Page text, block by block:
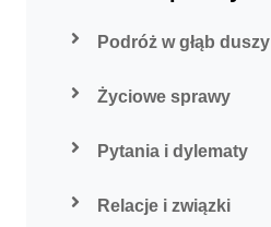
Podróż w głąb duszy
Życiowe sprawy
Pytania i dylematy
Relacje i związki